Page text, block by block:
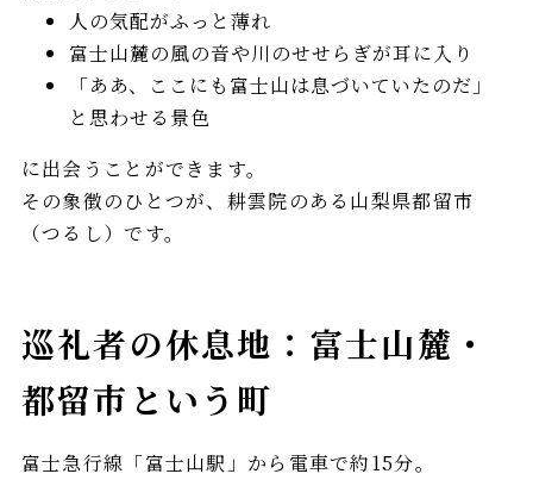
人の気配がふっと薄れ
富士山麓の風の音や川のせせらぎが耳に入り
「ああ、ここにも富士山は息づいていたのだ」
と思わせる景色
に出会うことができます。
その象徴のひとつが、耕雲院のある山梨県都留市
（つるし）です。
巡礼者の休息地：富士山麓・
都留市という町
富士急行線「富士山駅」から電車で約15分。